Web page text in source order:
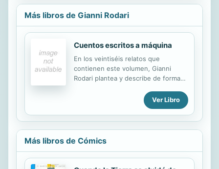
Más libros de Gianni Rodari
Cuentos escritos a máquina
En los veintiséis relatos que
contienen este volumen, Gianni
Rodari plantea y describe de forma
humor, imaginación y fantasía, para
ofrecernos su visión del mundo que
nos ha tocado vivir.
Ver Libro
Más libros de Cómics